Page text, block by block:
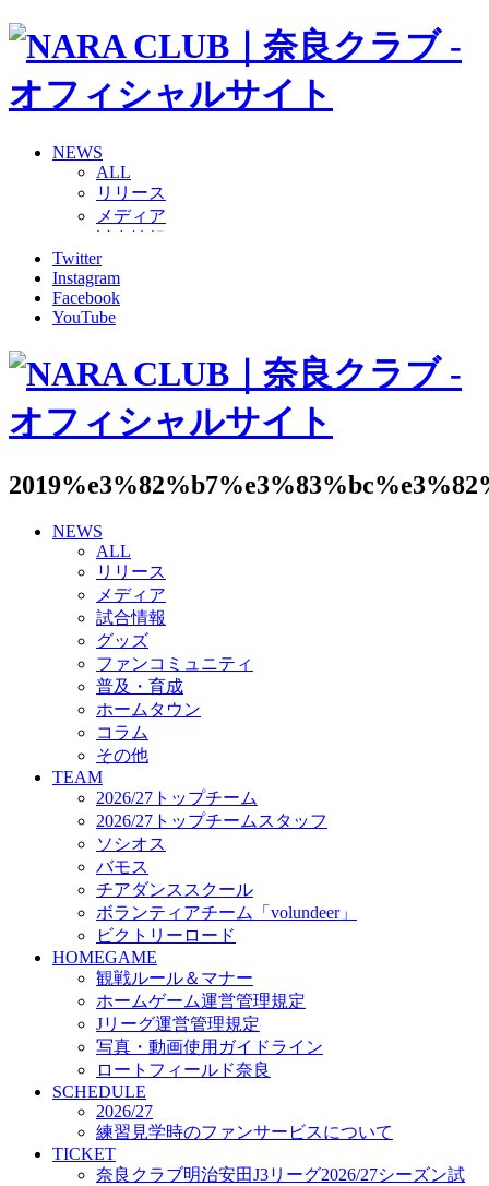
NEWS
ALL
リリース
メディア
グッズ
ファンコミュニティ
普及・育成
ホームタウン
その他
2026/27トップチーム
2026/27トップチームスタッフ
バモス
ボランティアチーム「volundeer」
ビクトリーロード
HOMEGAME
観戦ルール＆マナー
ホームゲーム運営管理規定
Jリーグ運営管理規定
写真・動画使用ガイドライン
ロートフィールド奈良
SCHEDULE
2026/27
練習見学時のファンサービスについて
TICKET
奈良クラブ明治安田J3リーグ2026/27シーズン試
合観戦チケット
奈良クラブ明治安田Ｊ3リーグ 2026/27シーズン
「鹿パス」
観戦ルール＆マナー
FANCOMMUNITY
2026/27ファンコミュニティ
サポートショップ
GOODS
オフィシャルストア（実店舗）
オンラインストア
ACADEMY
アカデミーについて
プロジェクト
コーチ&スタッフ
ジュニア
ジュニアユース
ユース
Twitter
Instagram
Facebook
YouTube
NEWS
ALL
リリース
メディア
試合情報
グッズ
ファンコミュニティ
普及・育成
ホームタウン
コラム
その他
TEAM
2026/27トップチーム
2026/27トップチームスタッフ
ソシオス
バモス
チアダンススクール
ボランティアチーム「volundeer」
ビクトリーロード
HOMEGAME
観戦ルール＆マナー
ホームゲーム運営管理規定
Jリーグ運営管理規定
写真・動画使用ガイドライン
ロートフィールド奈良
SCHEDULE
2026/27
練習見学時のファンサービスについて
TICKET
奈良クラブ明治安田J3リーグ2026/27シーズン試